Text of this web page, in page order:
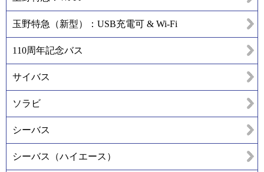
玉野特急（新型）：USB充電可 & Wi-Fi
110周年記念バス
サイバス
ソラビ
シーバス
シーバス（ハイエース）